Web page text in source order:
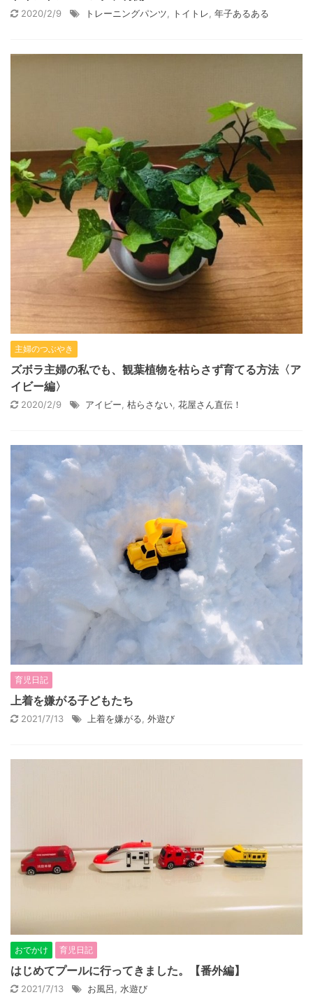
2020/2/9 トレーニングパンツ, トイトレ, 年子あるある
主婦のつぶやき
ズボラ主婦の私でも、観葉植物を枯らさず育てる方法〈ア
イビー編〉
2020/2/9 アイビー 枯らさない 花屋さん直伝！
育児日記
上着を嫌がる子どもたち
2021/7/13 上着を嫌がる 外遊び
おでかけ 育児日記
はじめてプールに行ってきました。【番外編】
2021/7/13 お風呂 水遊び